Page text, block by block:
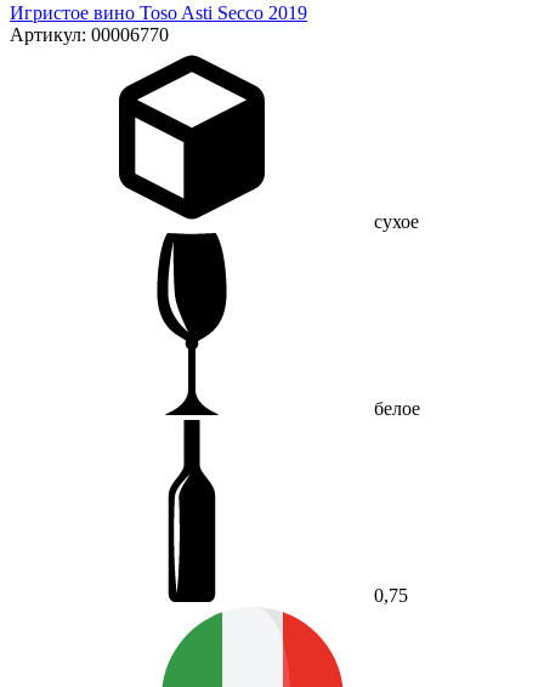
Игристое вино Toso Asti Secco 2019
Артикул: 00006770
сухое
белое
0,75